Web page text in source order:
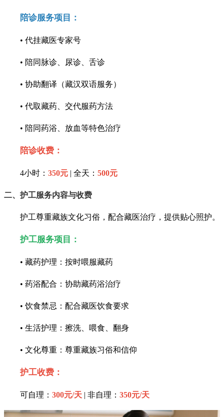
陪诊服务项目：
• 代挂藏医专家号
• 陪同脉诊、尿诊、舌诊
• 协助翻译（藏汉双语服务）
• 代取藏药、交代服药方法
• 陪同药浴、放血等特色治疗
陪诊收费：
4小时： 350元 | 全天： 500元
二、护工服务内容与收费
护工尊重藏族文化习俗，配合藏医治疗，提供贴心照护。
护工服务项目：
• 藏药护理：按时喂服藏药
• 药浴配合：协助藏药浴治疗
• 饮食禁忌：配合藏医饮食要求
• 生活护理：擦洗、喂食、翻身
• 文化尊重：尊重藏族习俗和信仰
护工收费：
可自理： 300元/天 | 非自理： 350元/天